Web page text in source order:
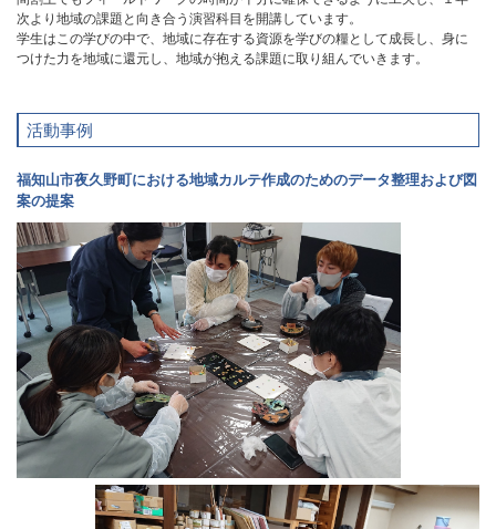
次より地域の課題と向き合う演習科目を開講しています。
学生はこの学びの中で、地域に存在する資源を学びの糧として成長し、身に
つけた力を地域に還元し、地域が抱える課題に取り組んでいきます。
活動事例
福知山市夜久野町における地域カルテ作成のためのデータ整理および図
案の提案